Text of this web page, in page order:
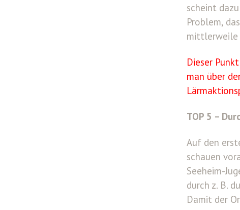
scheint
Problem,
mittlerweile
Dieser
man über
TOP 5 –
Auf den
schauen
Seeheim-
durch z. B.
Damit der